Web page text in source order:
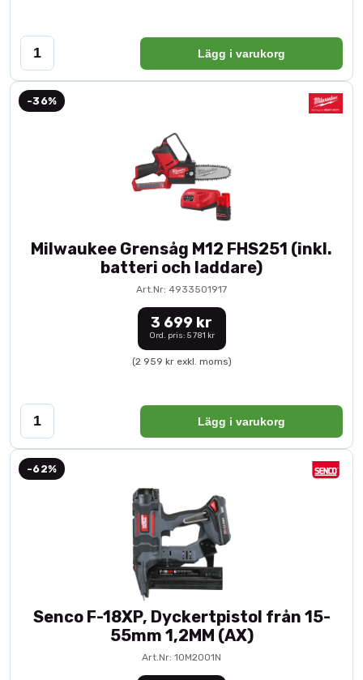
Lägg i varukorg
-36%
Milwaukee Grensåg M12 FHS251 (inkl.
batteri och laddare)
Art.Nr: 4933501917
3 699 kr
Ord. pris: 5 781 kr
(2 959 kr exkl. moms)
Lägg i varukorg
-62%
Senco F-18XP, Dyckertpistol från 15-
55mm 1,2MM (AX)
Art.Nr: 10M2001N